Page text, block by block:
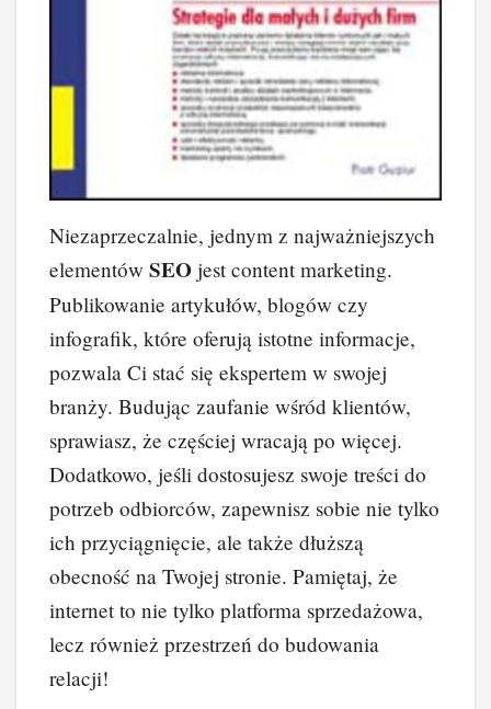
Niezaprzeczalnie, jednym z najważniejszych
elementów SEO jest content marketing.
Publikowanie artykułów, blogów czy
infografik, które oferują istotne informacje,
pozwala Ci stać się ekspertem w swojej
branży. Budując zaufanie wśród klientów,
sprawiasz, że częściej wracają po więcej.
Dodatkowo, jeśli dostosujesz swoje treści do
potrzeb odbiorców, zapewnisz sobie nie tylko
ich przyciągnięcie, ale także dłuższą
obecność na Twojej stronie. Pamiętaj, że
internet to nie tylko platforma sprzedażowa,
lecz również przestrzeń do budowania
relacji!